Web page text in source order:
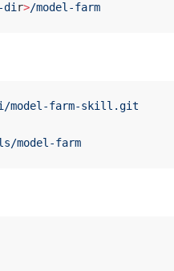
di r>/model-farm
model-farm-skill.git
model-farm